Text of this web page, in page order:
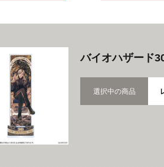
バイオハザード
選択中の商品